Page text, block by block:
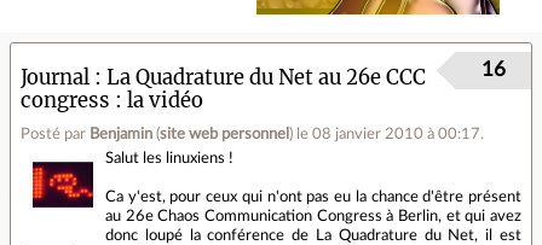
Journal
La Quadrature du Net au 26e CCC
congress : la vidéo
Posté par Benjamin (site web personnel ) le 08 janvier 2010 à 00:17.
16
Salut les linuxiens !
Ca y'est, pour ceux qui n'ont pas eu la chance d'être présent
au 26e Chaos Communication Congress à Berlin, et qui avez
donc loupé la conférence de La Quadrature du Net, il est